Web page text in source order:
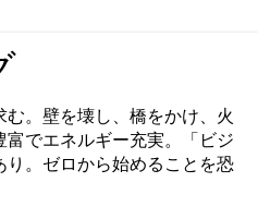
。壁を壊し、橋をかけ、火
でエネルギー充実。「ビジ
り。ゼロから始めることを恐